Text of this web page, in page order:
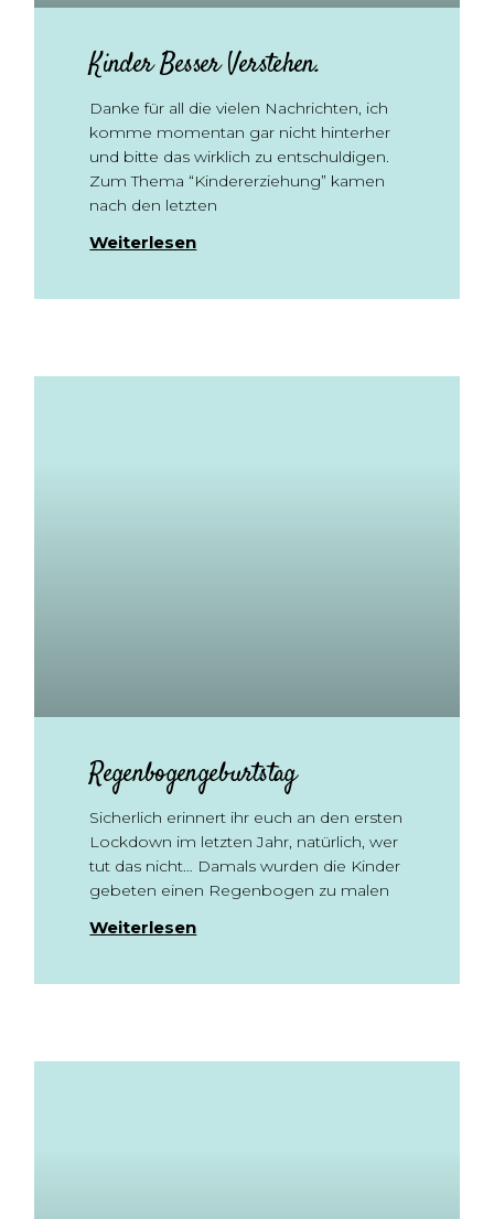
Kinder Besser Verstehen.
Danke für all die vielen Nachrichten, ich
komme momentan gar nicht hinterher
und bitte das wirklich zu entschuldigen.
Zum Thema “Kindererziehung” kamen
nach den letzten
Weiterlesen
Regenbogengeburtstag
Sicherlich erinnert ihr euch an den ersten
Lockdown im letzten Jahr, natürlich, wer
tut das nicht… Damals wurden die Kinder
gebeten einen Regenbogen zu malen
Weiterlesen